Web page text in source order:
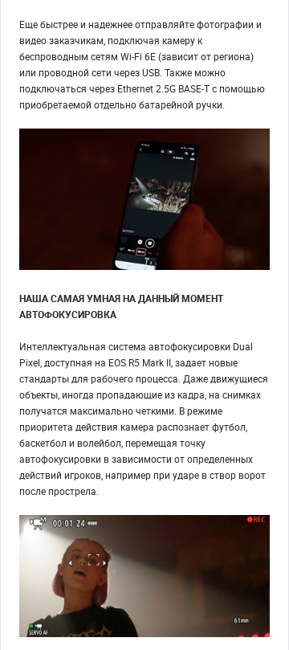
Еще быстрее и надежнее отправляйте фотографии и
видео заказчикам, подключая камеру к
беспроводным сетям Wi-Fi 6E (зависит от региона)
или проводной сети через USB. Также можно
подключаться через Ethernet 2.5G BASE-T с помощью
приобретаемой отдельно батарейной ручки.
НАША САМАЯ УМНАЯ НА ДАННЫЙ МОМЕНТ
АВТОФОКУСИРОВКА
Интеллектуальная система автофокусировки Dual
Pixel, доступная на EOS R5 Mark II, задает новые
стандарты для рабочего процесса. Даже движущиеся
объекты, иногда пропадающие из кадра, на снимках
получатся максимально четкими. В режиме
приоритета действия камера распознает футбол,
баскетбол и волейбол, перемещая точку
автофокусировки в зависимости от определенных
действий игроков, например при ударе в створ ворот
после прострела.